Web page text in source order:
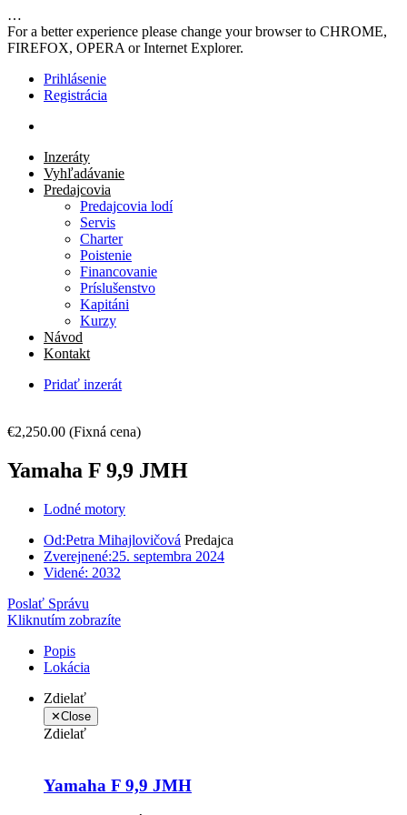
…
For a better experience please change your browser to CHROME,
FIREFOX, OPERA or Internet Explorer.
Prihlásenie
Registrácia
Inzeráty
Vyhľadávanie
Predajcovia
Predajcovia lodí
Servis
Charter
Poistenie
Financovanie
Príslušenstvo
Kapitáni
Kurzy
Návod
Kontakt
Pridať inzerát
€2,250.00 (Fixná cena)
Yamaha F 9,9 JMH
Lodné motory
Od:Petra Mihajlovičová Predajca
Zverejnené:25. septembra 2024
Videné: 2032
Poslať Správu
Kliknutím zobrazíte
Popis
Lokácia
Zdielať
✕Close
Zdielať
Yamaha F 9,9 JMH